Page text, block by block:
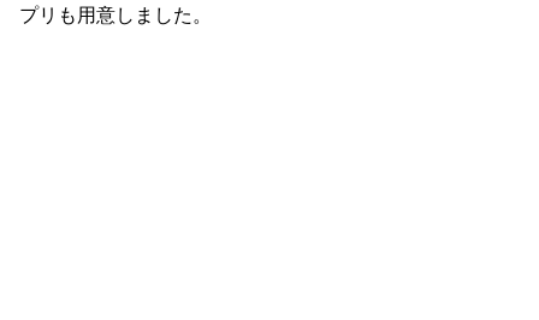
プリも用意しました。